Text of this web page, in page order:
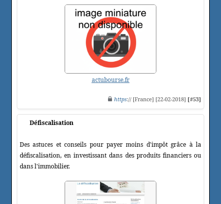
actubourse.fr
https:// [France] [22-02-2018] [#53]
Défiscalisation
Des astuces et conseils pour payer moins d'impôt grâce à la
défiscalisation, en investissant dans des produits financiers ou
dans l'immobilier.